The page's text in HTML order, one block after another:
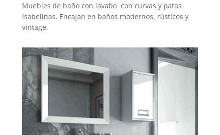
Muebles de baño con lavabo con curvas y patas
isabelinas. Encajan en baños modernos, rústicos y
vintage.